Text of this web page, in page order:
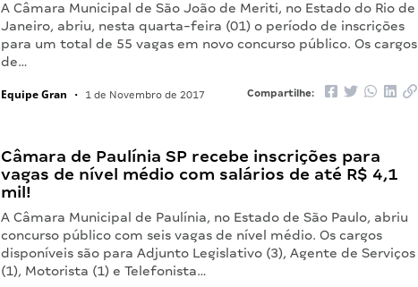
A Câmara Municipal de São João de Meriti, no Estado do Rio de
Janeiro, abriu, nesta quarta-feira (01) o período de inscrições
para um total de 55 vagas em novo concurso público. Os cargos
de…
Equipe Gran • 1 de Novembro de 2017 Compartilhe:
Câmara de Paulínia SP recebe inscrições para
vagas de nível médio com salários de até R$ 4,1
mil!
A Câmara Municipal de Paulínia, no Estado de São Paulo, abriu
concurso público com seis vagas de nível médio. Os cargos
disponíveis são para Adjunto Legislativo (3), Agente de Serviços
(1), Motorista (1) e Telefonista…